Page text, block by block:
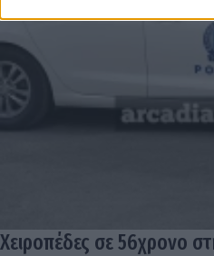
Χειροπέδες σε 56χρονο